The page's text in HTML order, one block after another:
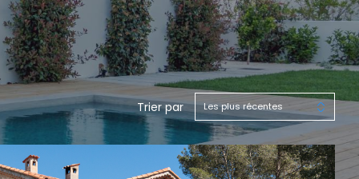
Trier par Les plus récentes